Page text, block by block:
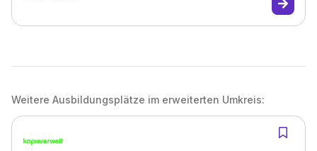
Weitere Ausbildungsplätze im erweiterten Umkreis: